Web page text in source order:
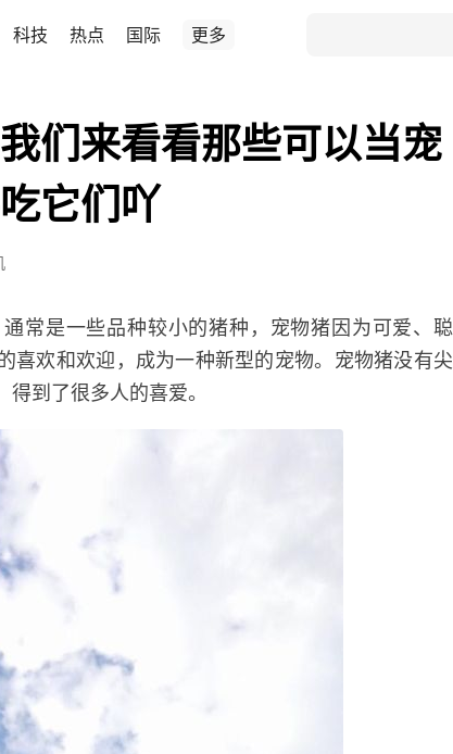
科技 热点 国际 更多
们来看看那些可以当宠
它们吖
常是一些品种较小的猪种，宠物猪因为可爱、聪
喜欢和欢迎，成为一种新型的宠物。宠物猪没有尖
到了很多人的喜爱。